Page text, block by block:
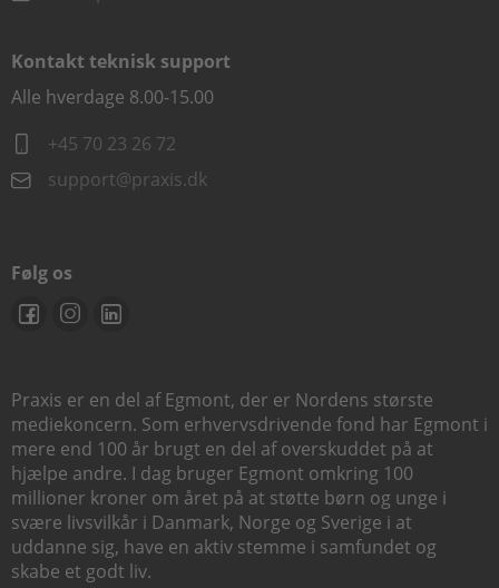
Kontakt teknisk support
Alle hverdage 8.00-15.00
+45 70 23 26 72
support@praxis.dk
Følg os
Praxis er en del af Egmont, der er Nordens største
mediekoncern. Som erhvervsdrivende fond har Egmont i
mere end 100 år brugt en del af overskuddet på at
hjælpe andre. I dag bruger Egmont omkring 100
millioner kroner om året på at støtte børn og unge i
svære livsvilkår i Danmark, Norge og Sverige i at
uddanne sig, have en aktiv stemme i samfundet og
skabe et godt liv.